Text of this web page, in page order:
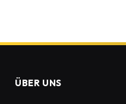
ÜBER UNS